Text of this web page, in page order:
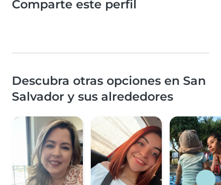
Comparte este perfil
Descubra otras opciones en San
Salvador y sus alrededores